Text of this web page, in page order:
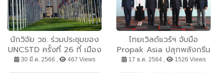
นักวิจัย วช. ร่วมประชุมของ
UNCSTD ครั้งที่ 26 ที่ เมือง
เจนีวา ประเทศสวิตเซอร์
30 มี.ค. 2566 , 467 Views
ไทยเวิลด์แวร์ฯ จับมือ
Propak Asia ปลุกพลังกรีน
ชวนล้าง พร้อมดันความรับ
17 ธ.ค. 2564 , 1526 Views